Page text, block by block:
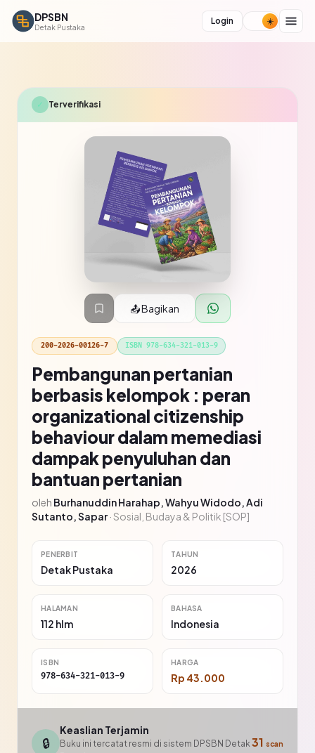
DPSBN
Detak Pustaka
Login
✓ Terverifikasi
📤 Bagikan
200-2026-00126-7 ISBN 978-634-321-013-9
Pembangunan pertanian
berbasis kelompok : peran
organizational citizenship
behaviour dalam memediasi
dampak penyuluhan dan
bantuan pertanian
oleh Burhanuddin Harahap, Wahyu Widodo, Adi
Sutanto, Sapar·Sosial, Budaya & Politik [SOP]
PENERBIT
Detak Pustaka
TAHUN
2026
HALAMAN
112 hlm
BAHASA
Indonesia
ISBN
978-634-321-013-9
HARGA
Rp 43.000
🔒
Keaslian Terjamin
Buku ini tercatat resmi di sistem DPSBN Detak31 scan